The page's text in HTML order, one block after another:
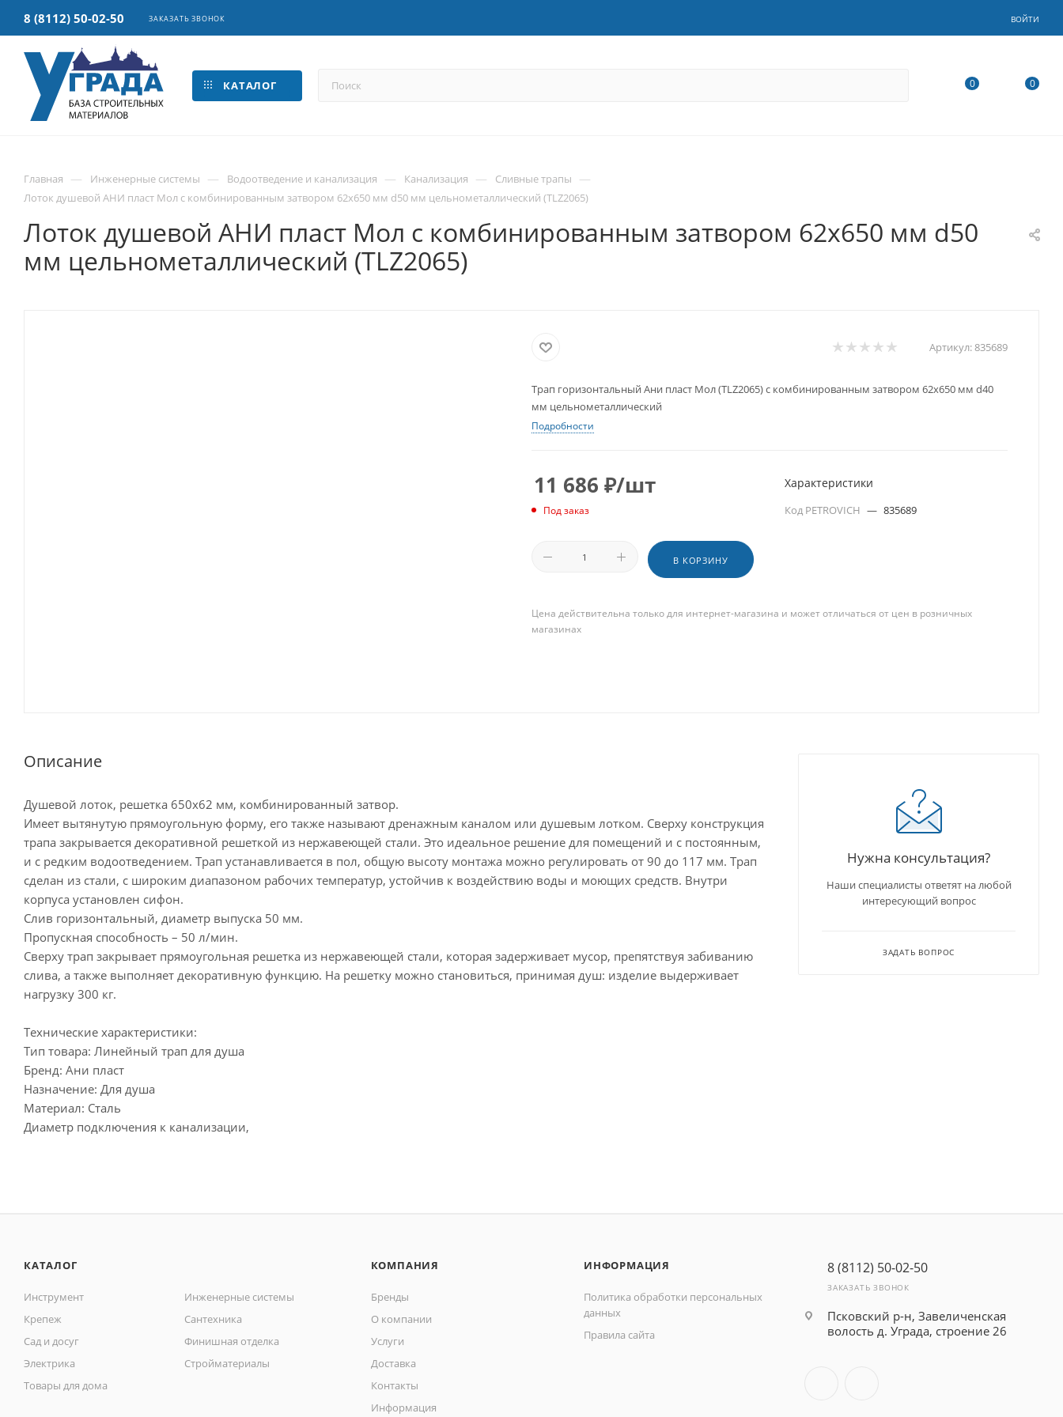
8 (8112) 50-02-50 ЗАКАЗАТЬ ЗВОНОК ВОЙТИ
КАТАЛОГ 0 0
Главная — Инженерные системы — Водоотведение и канализация — Канализация — Сливные трапы —
Лоток душевой АНИ пласт Мол с комбинированным затвором 62х650 мм d50 мм цельнометаллический (TLZ2065)
Лоток душевой АНИ пласт Мол с комбинированным затвором 62х650 мм d50
мм цельнометаллический (TLZ2065)
Артикул:835689
Трап горизонтальный Ани пласт Мол (TLZ2065) с комбинированным затвором 62х650 мм d40
мм цельнометаллический
Подробности
11 686 ₽/шт
Под заказ
В КОРЗИНУ
Характеристики
Код PETROVICH — 835689
Цена действительна только для интернет-магазина и может отличаться от цен в розничных
магазинах
Описание
Душевой лоток, решетка 650х62 мм, комбинированный затвор.
Имеет вытянутую прямоугольную форму, его также называют дренажным каналом или душевым лотком. Сверху конструкция
трапа закрывается декоративной решеткой из нержавеющей стали. Это идеальное решение для помещений и с постоянным,
и с редким водоотведением. Трап устанавливается в пол, общую высоту монтажа можно регулировать от 90 до 117 мм. Трап
сделан из стали, с широким диапазоном рабочих температур, устойчив к воздействию воды и моющих средств. Внутри
корпуса установлен сифон.
Слив горизонтальный, диаметр выпуска 50 мм.
Пропускная способность – 50 л/мин.
Сверху трап закрывает прямоугольная решетка из нержавеющей стали, которая задерживает мусор, препятствуя забиванию
слива, а также выполняет декоративную функцию. На решетку можно становиться, принимая душ: изделие выдерживает
нагрузку 300 кг.
Технические характеристики:
Тип товара: Линейный трап для душа
Бренд: Ани пласт
Назначение: Для душа
Материал: Сталь
Диаметр подключения к канализации,
Нужна консультация?
Наши специалисты ответят на любой
интересующий вопрос
ЗАДАТЬ ВОПРОС
КАТАЛОГ
Инструмент
Инженерные системы
Крепеж
Сантехника
Сад и досуг
Финишная отделка
Электрика
Стройматериалы
Товары для дома
КОМПАНИЯ
Бренды
О компании
Услуги
Доставка
Контакты
Информация
ИНФОРМАЦИЯ
Политика обработки персональных
данных
Правила сайта
8 (8112) 50-02-50
ЗАКАЗАТЬ ЗВОНОК
Псковский р-н, Завеличенская
волость д. Уграда, строение 26